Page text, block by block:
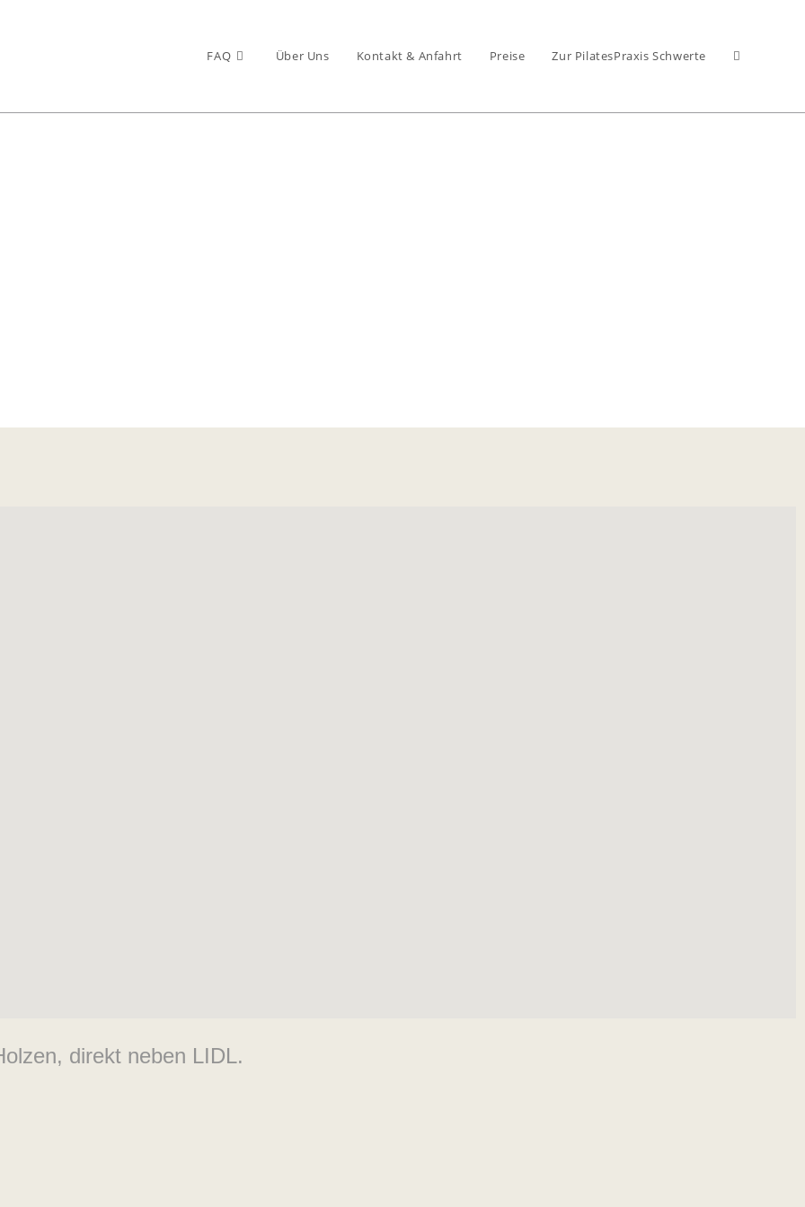
FAQ Über Uns Kontakt & Anfahrt Preise Zur PilatesPraxis Schwerte
direkt neben LIDL.